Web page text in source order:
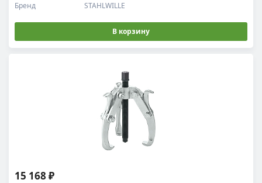
Бренд STAHLWILLE
В корзину
15 168 ₽